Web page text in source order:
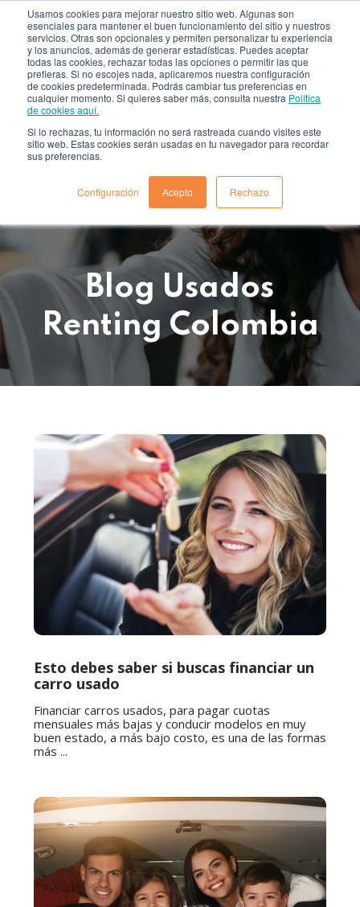
Usamos cookies para mejorar nuestro sitio web. Algunas son
esenciales para mantener el buen funcionamiento del sitio y nuestros
servicios. Otras son opcionales y permiten personalizar tu experiencia
y los anuncios, además de generar estadísticas. Puedes aceptar
todas las cookies, rechazar todas las opciones o permitir las que
prefieras. Si no escojes nada, aplicaremos nuestra configuración
de cookies predeterminada. Podrás cambiar tus preferencias en
cualquier momento. Si quieres saber más, consulta nuestra Política
de cookies aquí.
Si lo rechazas, tu información no será rastreada cuando visites este
sitio web. Estas cookies serán usadas en tu navegador para recordar
sus preferencias.
Configuración Acepto Rechazo
Blog Usados
Renting Colombia
Esto debes saber si buscas financiar un
carro usado
Financiar carros usados, para pagar cuotas
mensuales más bajas y conducir modelos en muy
buen estado, a más bajo costo, es una de las formas
más ...